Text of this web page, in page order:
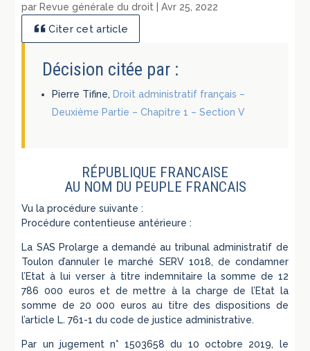
par Revue générale du droit |Avr 25, 2022
Citer cet article
Décision citée par :
Pierre Tifine, Droit administratif français –
Deuxième Partie – Chapitre 1 – Section V
RÉPUBLIQUE FRANCAISE
AU NOM DU PEUPLE FRANCAIS
Vu la procédure suivante :
Procédure contentieuse antérieure :
La SAS Prolarge a demandé au tribunal administratif de
Toulon d’annuler le marché SERV 1018, de condamner
l’Etat à lui verser à titre indemnitaire la somme de 12
786 000 euros et de mettre à la charge de l’Etat la
somme de 20 000 euros au titre des dispositions de
l’article L. 761-1 du code de justice administrative.
Par un jugement n° 1503658 du 10 octobre 2019, le